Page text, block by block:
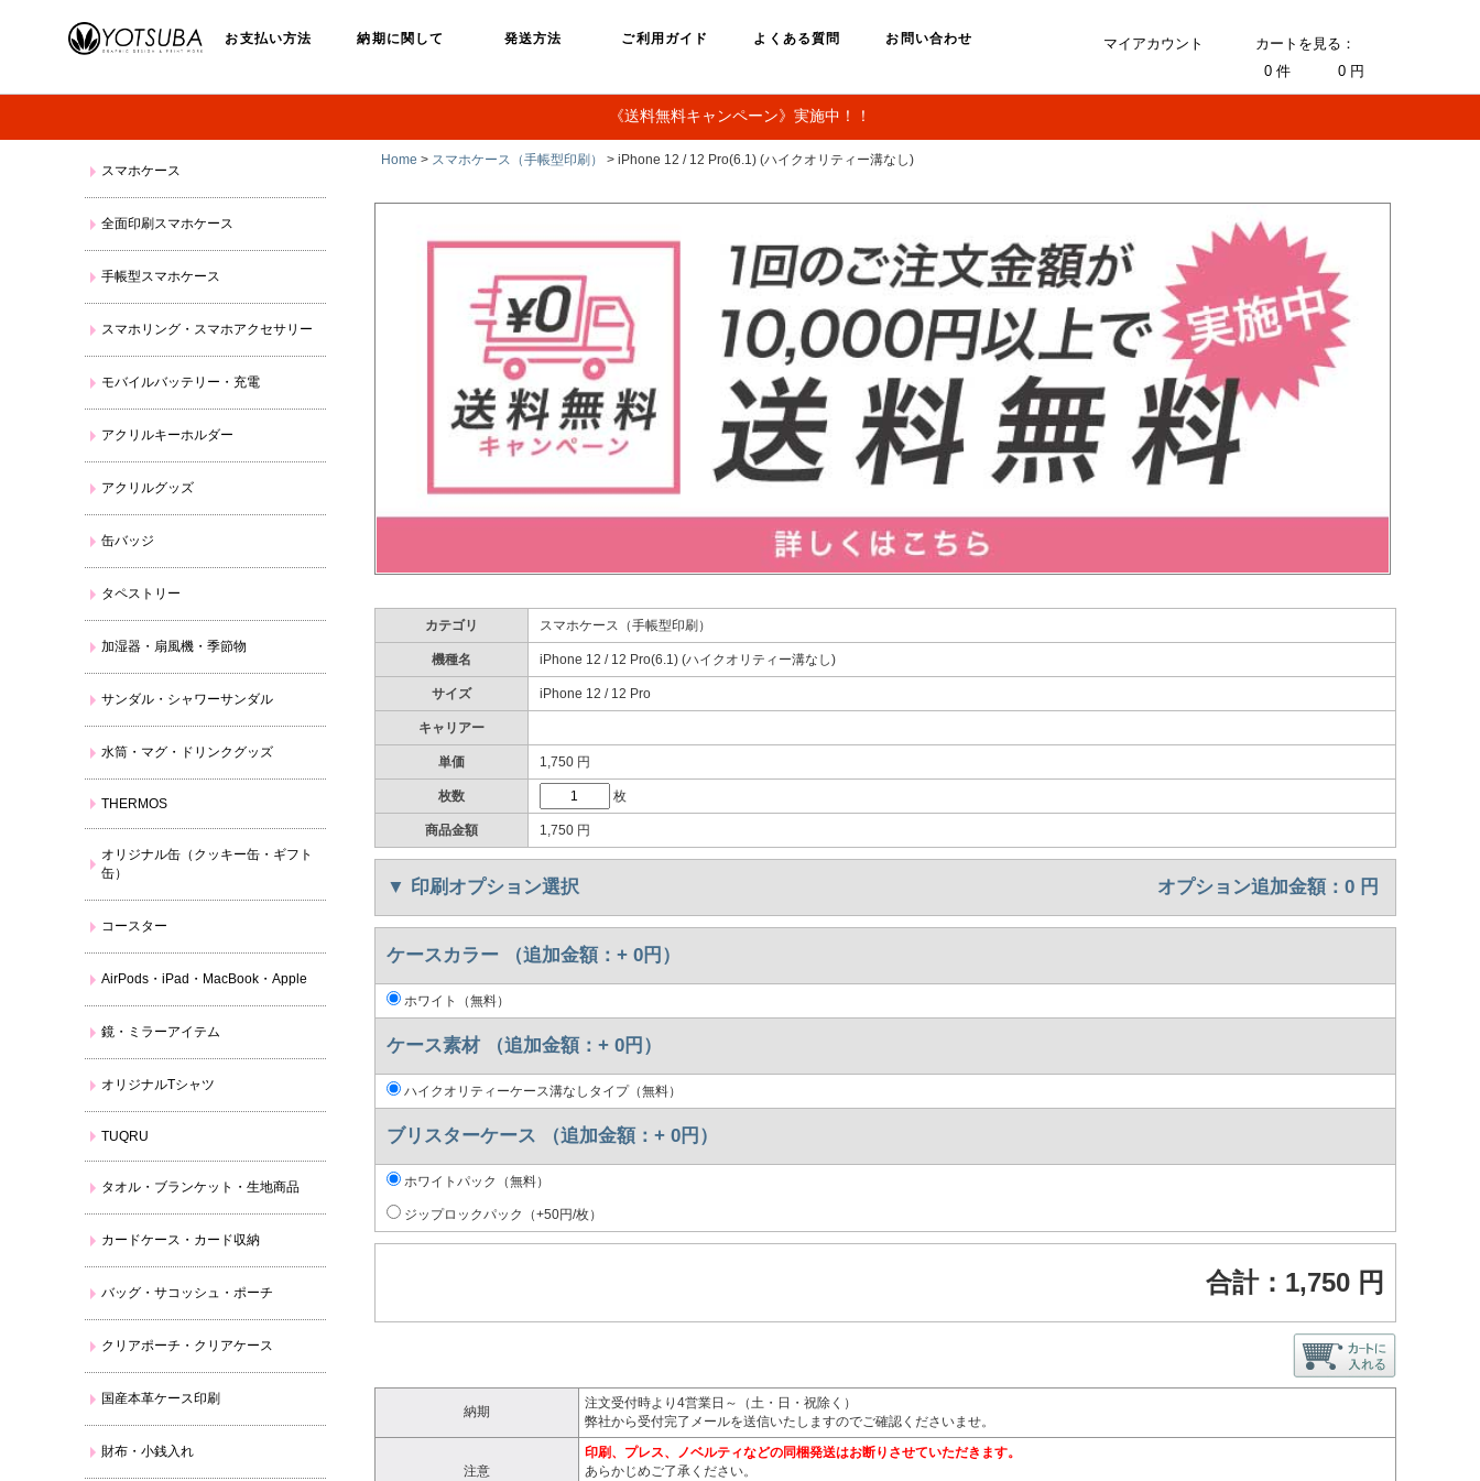
お支払い方法 納期に関して 発送方法 ご利用ガイド よくある質問 お問い合わせ マイアカウント
カートを見る：
0 件 0 円
《送料無料キャンペーン》実施中！！
スマホケース
全面印刷スマホケース
手帳型スマホケース
スマホリング・スマホアクセサリー
モバイルバッテリー・充電
アクリルキーホルダー
アクリルグッズ
缶バッジ
タペストリー
加湿器・扇風機・季節物
サンダル・シャワーサンダル
水筒・マグ・ドリンクグッズ
THERMOS
オリジナル缶（クッキー缶・ギフト
缶）
コースター
AirPods・iPad・MacBook・Apple
鏡・ミラーアイテム
オリジナルTシャツ
TUQRU
タオル・ブランケット・生地商品
カードケース・カード収納
バッグ・サコッシュ・ポーチ
クリアポーチ・クリアケース
国産本革ケース印刷
財布・小銭入れ
Home > スマホケース（手帳型印刷） > iPhone 12 / 12 Pro(6.1) (ハイクオリティー溝なし)
カテゴリ スマホケース（手帳型印刷）
機種名 iPhone 12 / 12 Pro(6.1) (ハイクオリティー溝なし)
サイズ iPhone 12 / 12 Pro
キャリアー
単価 1,750円
枚数 枚
商品金額 1,750円
▼ 印刷オプション選択 オプション追加金額： 0 円
ケースカラー （追加金額：+ 0円）
ホワイト（無料）
ケース素材 （追加金額：+ 0円）
ハイクオリティーケース溝なしタイプ（無料）
ブリスターケース （追加金額：+ 0円）
ホワイトパック（無料）
ジップロックパック（+50円/枚）
合計： 1,750 円
納期
注文受付時より4営業日～（土・日・祝除く）
弊社から受付完了メールを送信いたしますのでご確認くださいませ。
注意
印刷、プレス、ノベルティなどの同梱発送はお断りさせていただきます。
あらかじめご了承ください。